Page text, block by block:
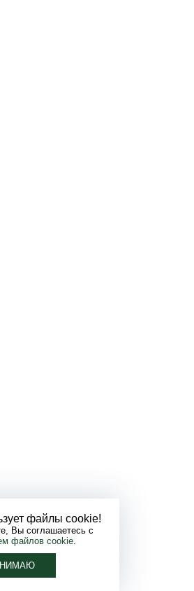
файлы cookie!
Вы соглашаетесь с
файлов cookie.